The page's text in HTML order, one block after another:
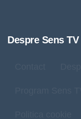
Despre Sens TV